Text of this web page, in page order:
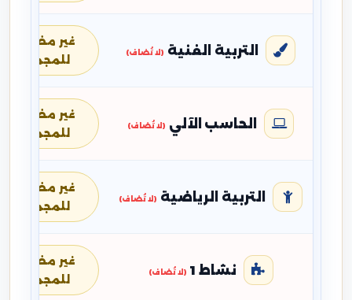
التربية الفنية (لا تُضاف)
غير مضافة
للمجموع
الحاسب الآلي (لا تُضاف)
غير مضافة
للمجموع
التربية الرياضية (لا تُضاف)
غير مضافة
للمجموع
نشاط 1 (لا تُضاف)
غير مضافة
للمجموع